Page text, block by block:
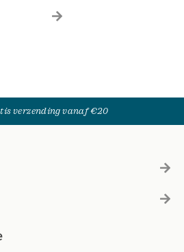
verzending vanaf €20